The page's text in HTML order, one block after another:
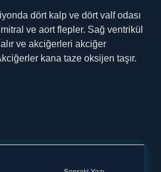
dört kalp ve dört valf odası
ve aort flepler. Sağ ventrikül
ve akciğerleri akciğer
kana taze oksijen taşır.